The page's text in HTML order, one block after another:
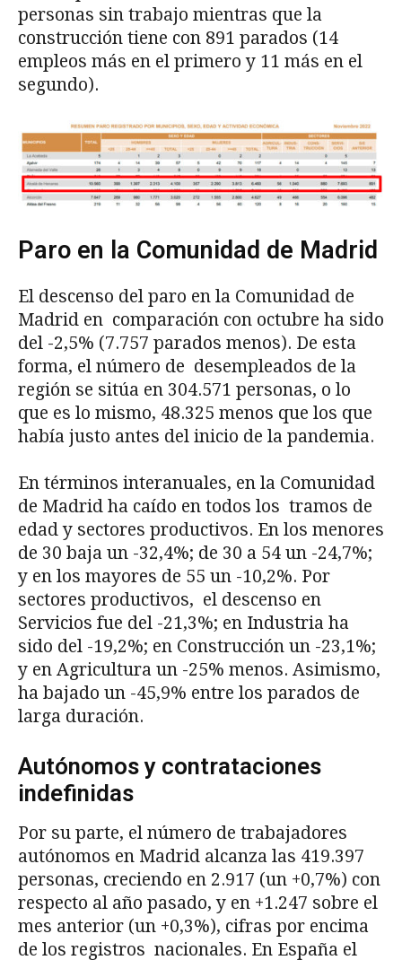
personas sin trabajo mientras que la
construcción tiene con 891 parados (14
empleos más en el primero y 11 más en el
segundo).
Paro en la Comunidad de Madrid
El descenso del paro en la Comunidad de
Madrid en comparación con octubre ha sido
del -2,5% (7.757 parados menos). De esta
forma, el número de desempleados de la
región se sitúa en 304.571 personas, o lo
que es lo mismo, 48.325 menos que los que
había justo antes del inicio de la pandemia.
En términos interanuales, en la Comunidad
de Madrid ha caído en todos los tramos de
edad y sectores productivos. En los menores
de 30 baja un -32,4%; de 30 a 54 un -24,7%;
y en los mayores de 55 un -10,2%. Por
sectores productivos, el descenso en
Servicios fue del -21,3%; en Industria ha
sido del -19,2%; en Construcción un -23,1%;
y en Agricultura un -25% menos. Asimismo,
ha bajado un -45,9% entre los parados de
larga duración.
Autónomos y contrataciones
indefinidas
Por su parte, el número de trabajadores
autónomos en Madrid alcanza las 419.397
personas, creciendo en 2.917 (un +0,7%) con
respecto al año pasado, y en +1.247 sobre el
mes anterior (un +0,3%), cifras por encima
de los registros nacionales. En España el